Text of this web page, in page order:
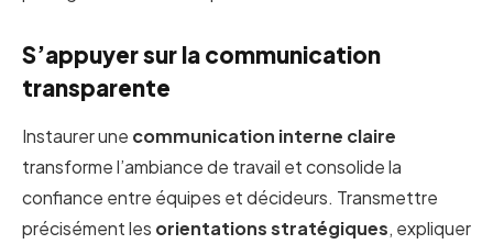
S’appuyer sur la communication
transparente
Instaurer une communication interne claire
transforme l’ambiance de travail et consolide la
confiance entre équipes et décideurs. Transmettre
précisément les orientations stratégiques, expliquer